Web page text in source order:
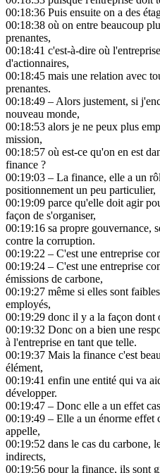
00:18:36 Puis ensuite on a des
00:18:38 où on entre beaucoup
prenantes,
00:18:41 c'est-à-dire où
d'actionnaires,
00:18:45 mais une relation avec
prenantes.
00:18:49 – Alors justement, si
nouveau monde,
00:18:53 alors je ne peux plus
mission,
00:18:57 où est-ce qu'on en est
finance ?
00:19:03 – La finance, elle a un
positionnement un peu particulier,
00:19:09 parce qu'elle doit agir
façon de s'organiser,
00:19:16 sa propre gouvernance,
contre la corruption.
00:19:22 – C'est une entreprise
00:19:24 – C'est une entreprise
émissions de carbone,
00:19:27 même si elles sont
employés,
00:19:29 donc il y a la façon dont
00:19:32 Donc on a bien une
à l'entreprise en tant que telle.
00:19:37 Mais la finance c'est
élément,
00:19:41 enfin une entité qui va
développer.
00:19:47 – Donc elle a un effet
00:19:49 – Elle a un énorme effet
appelle,
00:19:52 dans le cas du carbone,
indirects,
00:19:56 pour la finance, ils sont